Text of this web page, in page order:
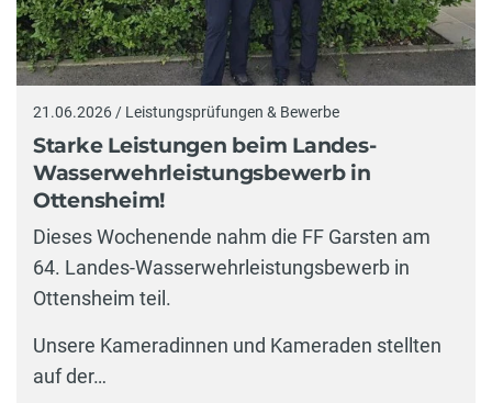
21.06.2026 / Leistungsprüfungen & Bewerbe
Starke Leistungen beim Landes-
Wasserwehrleistungsbewerb in
Ottensheim!
Dieses Wochenende nahm die FF Garsten am
64. Landes-Wasserwehrleistungsbewerb in
Ottensheim teil.
Unsere Kameradinnen und Kameraden stellten
auf der…